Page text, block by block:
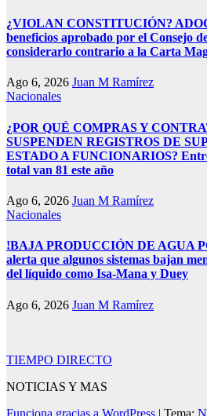
¿VIOLAN CONSTITUCIÓN?
beneficios aprobado por el Consejo
considerarlo contrario a la Carta
Ago 6, 2026 Juan M Ramírez
Nacionales
¿POR QUÉ COMPRAS Y
SUSPENDEN REGISTROS DE
ESTADO A FUNCIONARIOS?
total van 81 este año
Ago 6, 2026 Juan M Ramírez
Nacionales
!BAJA PRODUCCIÓN DE AGUA
alerta que algunos sistemas bajan
del líquido como Isa-Mana y Duey
Ago 6, 2026 Juan M Ramírez
TIEMPO DIRECTO
NOTICIAS Y MAS
Funciona gracias a WordPress | Tema: